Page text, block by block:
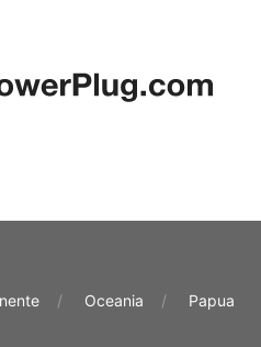
Oceania
Papua